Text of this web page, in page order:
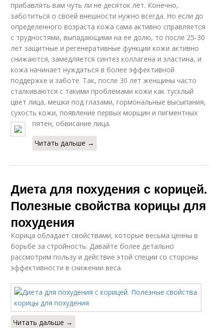
прибавлять вам чуть ли не десяток лет. Конечно,
заботиться о своей внешности нужно всегда. Но если до
определенного возраста кожа сама активно справляется
с трудностями, выпадающими на ее долю, то после 25-30
лет защитные и регенеративные функции кожи активно
снижаются, замедляется синтез коллагена и эластина, и
кожа начинает нуждаться в более эффективной
поддержке и заботе. Так, после 30 лет женщины часто
сталкиваются с такими проблемами кожи как тусклый
цвет лица, мешки под глазами, гормональные высыпания,
сухость кожи, появление первых морщин и пигментных
пятен, обвисание лица.
Читать дальше →
Диета для похудения с корицей.
Полезные свойства корицы для
похудения
Корица обладает свойствами, которые весьма ценны в
борьбе за стройность. Давайте более детально
рассмотрим пользу и действие этой специи со стороны
эффективности в снижении веса.
Читать дальше →